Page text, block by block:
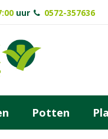
uur 0572-357636
Potten